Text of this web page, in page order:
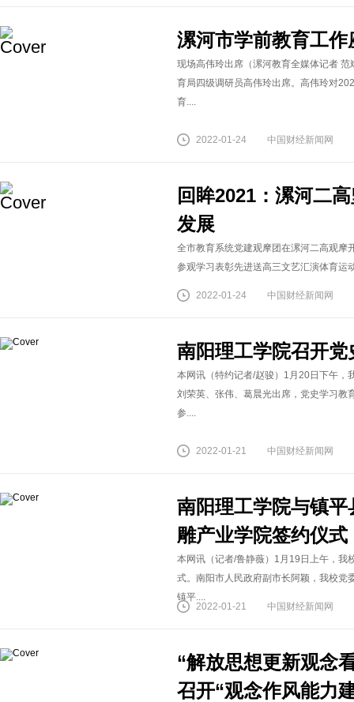
漯河市学前教育工作
现场高伟玲出席（漯河教育全媒体记者
育局四级调研员高伟玲出席。高伟玲对
育....
2022-01-24 中国财经新闻网
回眸2021：漯河二
发展
全市教育系统党建观摩团在漯河二高观摩
参观学习表彰先进送高三文艺汇演体育运
2022-01-24 中国财经新闻网
南阳理工学院召开
本网讯（特约记者/赵骏）1月20日下午，
刘荣英、张伟、葛晨光出席，党史学习教
参....
2022-01-21 中国财经新闻网
南阳理工学院与镇
雕产业学院签约仪式
本网讯（记者/鲁静薇）1月19日上午，我
式。南阳市人民政府副市长阿颖，我校党
镇平....
2022-01-21
中国财经新闻网
“解放思想更新观念
召开“观念作风能力